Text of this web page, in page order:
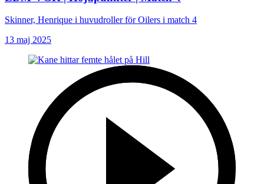
Skinner, Henrique i huvudroller för Oilers i match 4
13 maj 2025